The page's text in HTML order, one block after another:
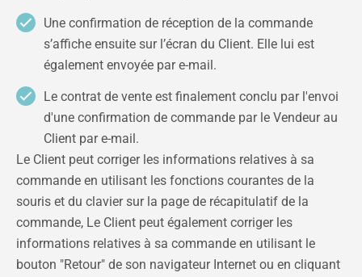
Une confirmation de réception de la commande
s’affiche ensuite sur l’écran du Client. Elle lui est
également envoyée par e-mail.
Le contrat de vente est finalement conclu par l'envoi
d'une confirmation de commande par le Vendeur au
Client par e-mail.
Le Client peut corriger les informations relatives à sa
commande en utilisant les fonctions courantes de la
souris et du clavier sur la page de récapitulatif de la
commande, Le Client peut également corriger les
informations relatives à sa commande en utilisant le
bouton "Retour" de son navigateur Internet ou en cliquant